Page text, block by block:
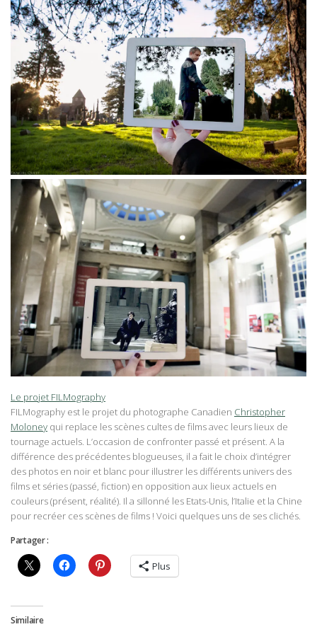
Le projet FILMography
FILMography est le projet du photographe Canadien Christopher
Moloney qui replace les scènes cultes de films avec leurs lieux de
tournage actuels. L’occasion de confronter passé et présent. A la
différence des précédentes blogueuses, il a fait le choix d’intégrer
des photos en noir et blanc pour illustrer les différents univers des
films et séries (passé, fiction) en opposition aux lieux actuels en
couleurs (présent, réalité). Il a sillonné les Etats-Unis, l’Italie et la Chine
pour recréer ces scènes de films ! Voici quelques uns de ses clichés.
Partager :
Plus
Similaire